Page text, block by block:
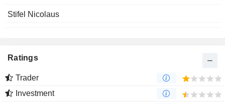
Stifel Nicolaus
Ratings
Trader
Investment